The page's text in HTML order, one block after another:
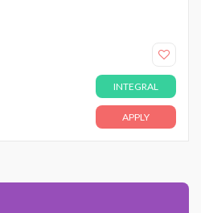
INTEGRAL
APPLY